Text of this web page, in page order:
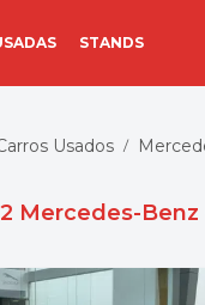
STANDS
Usados /
2 Mercedes-Benz